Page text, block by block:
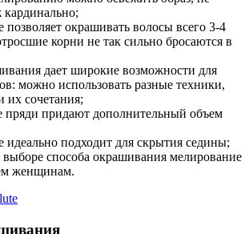
окрашивать волосы всего 3-4
корни не так сильно бросаются в
дает широкие возможности для
можно использовать разные техники,
их сочетания;
пряди придают дополнительный объем
идеально подходит для скрытия седины;
способа окрашивания мелирование
женщинам.